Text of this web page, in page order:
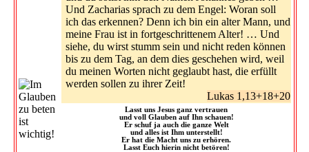
Und Zacharias sprach zu dem Engel: Woran soll
ich das erkennen? Denn ich bin ein alter Mann, und
meine Frau ist in fortgeschrittenem Alter! … Und
siehe, du wirst stumm sein und nicht reden können
bis zu dem Tag, an dem dies geschehen wird, weil
du meinen Worten nicht geglaubt hast, die erfüllt
werden sollen zu ihrer Zeit!
Lukas 1,13+18+20
Lasst uns Jesus ganz vertrauen
und voll Glauben auf Ihn schauen!
Er schuf ja auch die ganze Welt
und alles ist Ihm unterstellt!
Er hat die Macht uns zu erhören.
Lasst Euch hierin nicht betören!